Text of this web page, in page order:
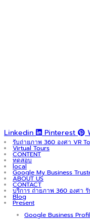
Linkedin Pinterest
รับถ่ายภาพ 360 องศา VR
Virtual Tours
CONTENT
ทดสอบ
local
Google My Business
ABOUT US
CONTACT
บริการ ถ่ายภาพ 360 องศา
Blog
Present
Google Business